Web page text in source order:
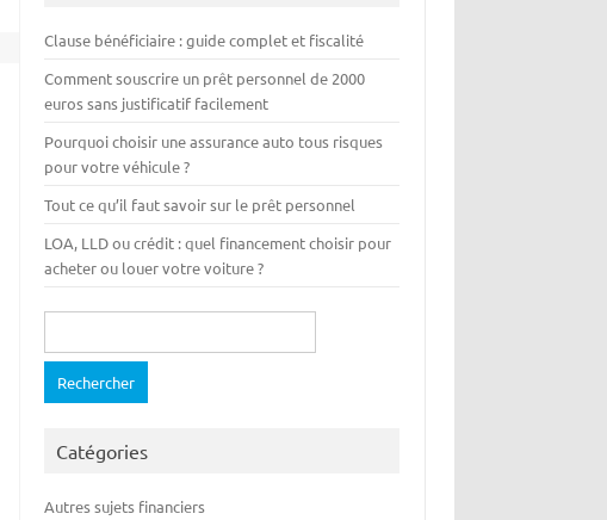
Clause bénéficiaire : guide complet et fiscalité
Comment souscrire un prêt personnel de 2000
euros sans justificatif facilement
Pourquoi choisir une assurance auto tous risques
pour votre véhicule ?
Tout ce qu’il faut savoir sur le prêt personnel
LOA, LLD ou crédit : quel financement choisir pour
acheter ou louer votre voiture ?
Catégories
Autres sujets financiers